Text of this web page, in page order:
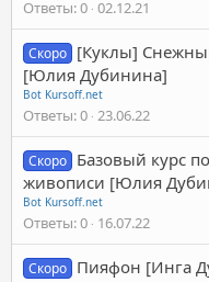
Ответы 0 02.12.21
Скоро [Куклы]
[Юлия Дубинина]
Bot Kursoff.net
Ответы 0 23.06.22
Скоро Базовый курс
живописи [Юлия
Bot Kursoff.net
Ответы 0 16.07.22
Скоро Пияфон [Инга